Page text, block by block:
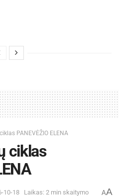
PANEVĖŽIO ELENA
ciklas
10-18 Laikas: 2 min skaitymo AA